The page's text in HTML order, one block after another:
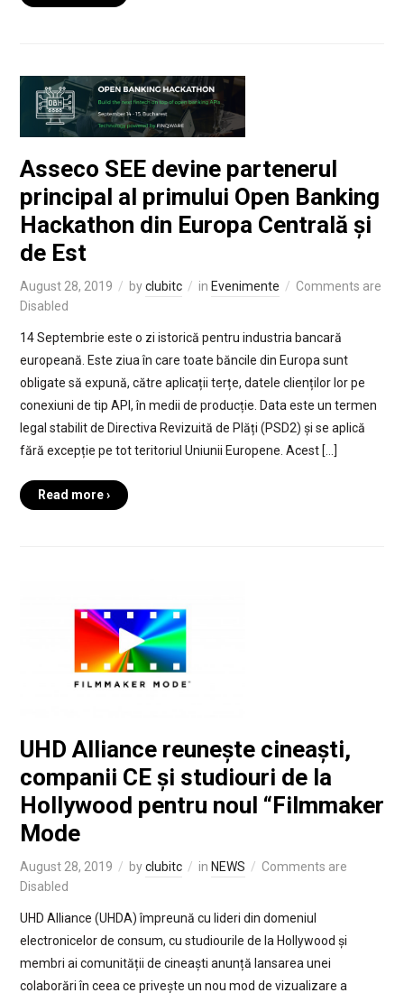
Asseco SEE devine partenerul
principal al primului Open Banking
Hackathon din Europa Centrală și
de Est
August 28, 2019 byclubitc in Evenimente
Comments are
Disabled
14 Septembrie este o zi istorică pentru industria bancară
europeană. Este ziua în care toate băncile din Europa sunt
obligate să expună, către aplicații terțe, datele clienților lor pe
conexiuni de tip API, în medii de producție. Data este un termen
legal stabilit de Directiva Revizuită de Plăți (PSD2) și se aplică
fără excepție pe tot teritoriul Uniunii Europene. Acest […]
Read more ›
UHD Alliance reunește cineaști,
companii CE și studiouri de la
Hollywood pentru noul “Filmmaker
Mode
August 28, 2019 byclubitc in NEWS
Comments are
Disabled
UHD Alliance (UHDA) împreună cu lideri din domeniul
electronicelor de consum, cu studiourile de la Hollywood și
membri ai comunității de cineaști anunță lansarea unei
colaborări în ceea ce privește un nou mod de vizualizare a